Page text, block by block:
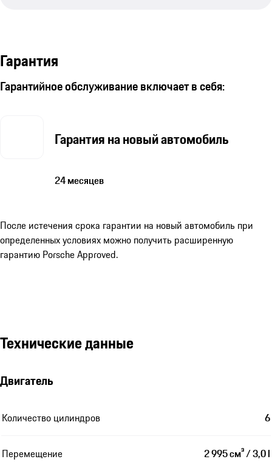
Гарантия
Гарантийное обслуживание включает в себя:
Гарантия на новый автомобиль
24 месяцев
После истечения срока гарантии на новый автомобиль при
определенных условиях можно получить расширенную
гарантию Porsche Approved.
Технические данные
Двигатель
Количество цилиндров 6
Перемещение 2 995 см³ / 3,0 l